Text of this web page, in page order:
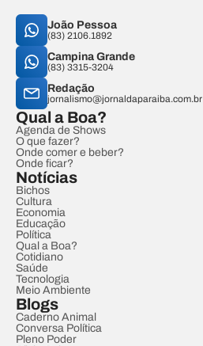
João Pessoa
(83) 2106.1892
Campina Grande
(83) 3315-3204
Redação
jornalismo@jornaldaparaiba.com.br
Qual a Boa?
Agenda de Shows
O que fazer?
Onde comer e beber?
Onde ficar?
Notícias
Bichos
Cultura
Economia
Educação
Política
Qual a Boa?
Cotidiano
Saúde
Tecnologia
Meio Ambiente
Blogs
Caderno Animal
Conversa Política
Pleno Poder